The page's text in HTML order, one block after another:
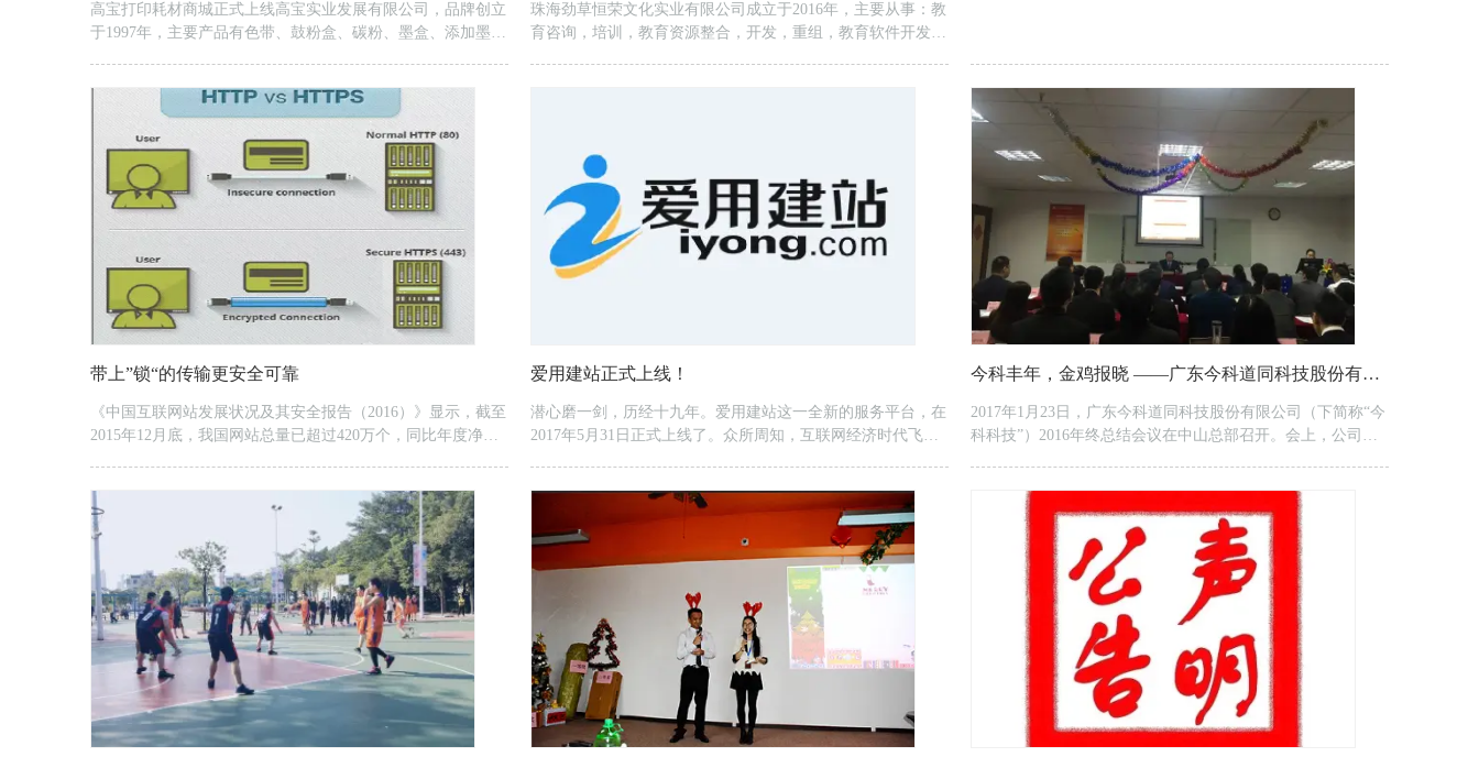
高宝打印耗材商城正式上线高宝实业发展有限公司，品牌创立
于1997年，主要产品有色带、鼓粉盒、碳粉、墨盒、添加墨水
续以“点滴做起，务求完美”的质量理念，向广大客户提供一流
品质的产品，秉着“客户总有道理”的服务理念服务广大客户。
不断优化生产技术，产品更新换代速度快，使品牌产品焕发出
生机与活力...
珠海劲草恒荣文化实业有限公司成立于2016年，主要从事：教
育咨询，培训，教育资源整合，开发，重组，教育软件开发与
柏拉图说：神给人进...
带上”锁“的传输更安全可靠
《中国互联网站发展状况及其安全报告（2016）》显示，截至
2015年12月底，我国网站总量已超过420万个，同比年度净增
网络计算机之间就像我们说话用某种语言一样，在网络上的各
台计算机之间也有一种语言，这就...
爱用建站正式上线！
潜心磨一剑，历经十九年。爱用建站这一全新的服务平台，在
2017年5月31日正式上线了。众所周知，互联网经济时代飞速
的关键，更是向世界发声的扩音器。但是对于传统的网站建
设，多数人的刻板印象都停留在满屏幕的代码，或是耗费大量
的时间，或是居高不低的收费，让不少企业踌躇不定。动辄几
万的费用，一般中小...
今科丰年，金鸡报晓 ——广东今科道同科技股份有限公司2016年终总结会议
2017年1月23日，广东今科道同科技股份有限公司（下简称“今
科科技”）2016年终总结会议在中山总部召开。会上，公司董
任。各分公司总经理参加了本次会议，在会议中畅所欲言、建
言献策，提出许多建设性的意见及建议，整个会议气氛热烈持
续了近6个小时。大家一致认为：2016年，今...